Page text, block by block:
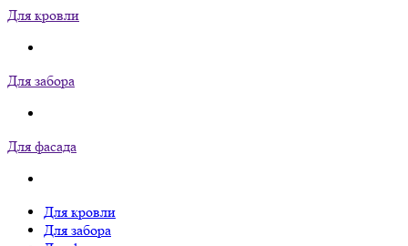
Для кровли
Для забора
Для фасада
Для кровли
Для забора